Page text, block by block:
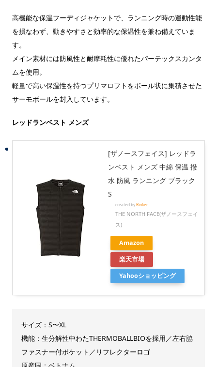
高機能な保温フーディジャケットで、ランニング時の運動性能
を損なわず、動きやすさと効率的な保温性を兼ね備えていま
す。
メイン素材には防風性と耐摩耗性に優れたパーテックスカンタ
ムを使用。
軽量で高い保温性を持つプリマロフトをボール状に集積させた
サーモボールを封入しています。
レッドランベスト メンズ
[ザノースフェイス] レッドラ
ンベスト メンズ 中綿 保温 撥
水 防風 ランニング ブラック
S
created byRinker
THE NORTH FACE(ザノースフェイ
ス)
Amazon
楽天市場
Yahooショッピング
サイズ：S〜XL
機能：生分解性中わたTHERMOBALLBIOを採用／左右脇
ファスナー付ポケット／リフレクターロゴ